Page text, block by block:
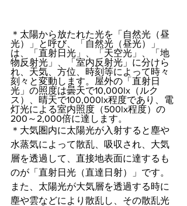
＊太陽から放たれた光を「自然光（昼
光）」と呼び、「自然光（昼光）」
は、「直射日光」、「天空光」、「地
物反射光」、「室内反射光」に分けら
れ、天気、方位、時刻等によって時々
刻々と変動します。屋外の「直射日
光」の照度は曇天で10,000lx（ルク
ス）、晴天で100,000lx程度であり、電
灯光による室内照度（500lx程度）の
200～2,000倍に達します。
＊大気圏内に太陽光が入射すると塵や
水蒸気によって散乱、吸収され、大気
層を透過して、直接地表面に達するも
のが「直射日光（直達日射）」です。
また、太陽光が大気層を透過する時に
塵や雲などにより散乱し、その散乱光